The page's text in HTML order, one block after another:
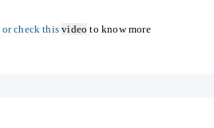
or check thisvideo to know more